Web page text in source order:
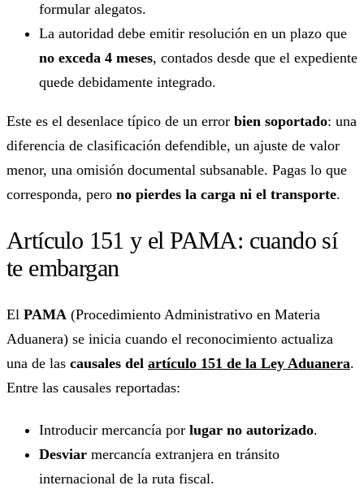
formular alegatos.
La autoridad debe emitir resolución en un plazo que
no exceda 4 meses, contados desde que el expediente
quede debidamente integrado.
Este es el desenlace típico de un error bien soportado: una
diferencia de clasificación defendible, un ajuste de valor
menor, una omisión documental subsanable. Pagas lo que
corresponda, pero no pierdes la carga ni el transporte.
Artículo 151 y el PAMA: cuando sí
te embargan
El PAMA (Procedimiento Administrativo en Materia
Aduanera) se inicia cuando el reconocimiento actualiza
una de las causales del artículo 151 de la Ley Aduanera.
Entre las causales reportadas:
Introducir mercancía por lugar no autorizado.
Desviar mercancía extranjera en tránsito
internacional de la ruta fiscal.